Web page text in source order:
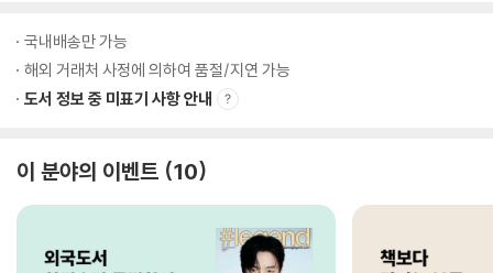
국내배송만 가능
해외 거래처 사정에 의하여 품절/지연 가능
도서 정보 중 미표기 사항 안내
이 분야의 이벤트 10